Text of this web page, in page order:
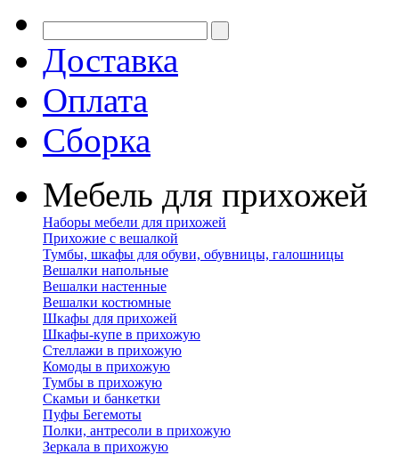
Доставка
Оплата
Сборка
Мебель для прихожей
Наборы мебели для прихожей
Прихожие с вешалкой
Тумбы, шкафы для обуви, обувницы, галошницы
Вешалки напольные
Вешалки настенные
Вешалки костюмные
Шкафы для прихожей
Шкафы-купе в прихожую
Стеллажи в прихожую
Комоды в прихожую
Тумбы в прихожую
Скамьи и банкетки
Пуфы Бегемоты
Полки, антресоли в прихожую
Зеркала в прихожую